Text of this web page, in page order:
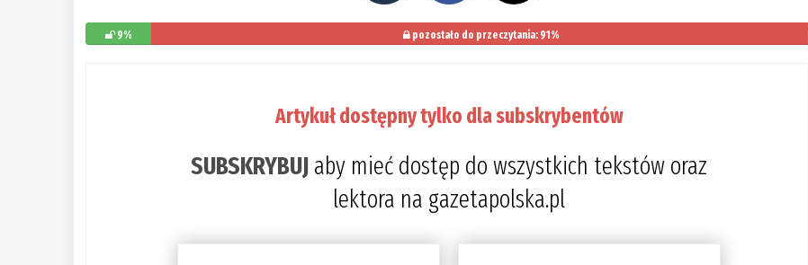
9% pozostało do przeczytania: 91%
Artykuł dostępny tylko dla subskrybentów
SUBSKRYBUJ aby mieć dostęp do wszystkich tekstów oraz
lektora na gazetapolska.pl